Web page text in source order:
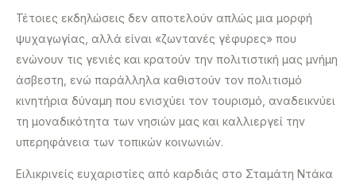
Τέτοιες εκδηλώσεις δεν αποτελούν απλώς μια μορφή
ψυχαγωγίας, αλλά είναι «ζωντανές γέφυρες» που
ενώνουν τις γενιές και κρατούν την πολιτιστική μας μνήμη
άσβεστη, ενώ παράλληλα καθιστούν τον πολιτισμό
κινητήρια δύναμη που ενισχύει τον τουρισμό, αναδεικνύει
τη μοναδικότητα των νησιών μας και καλλιεργεί την
υπερηφάνεια των τοπικών κοινωνιών.
Ειλικρινείς ευχαριστίες από καρδιάς στο Σταμάτη Ντάκα